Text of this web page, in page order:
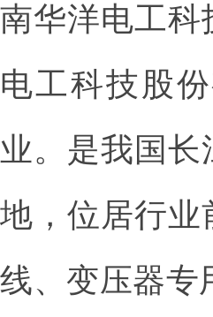
南华洋电工科
电工科技股
业。是我国
地，位居行业
线、变压器专